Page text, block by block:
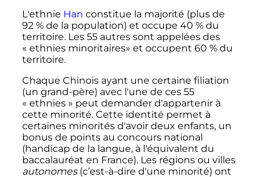
L'ethnie Han constitue la majorité (plus de
92 % de la population) et occupe 40 % du
territoire. Les 55 autres sont appelées des
« ethnies minoritaires» et occupent 60 % du
territoire.
Chaque Chinois ayant une certaine filiation
(un grand-père) avec l'une de ces 55
« ethnies » peut demander d'appartenir à
cette minorité. Cette identité permet à
certaines minorités d'avoir deux enfants, un
bonus de points au concours national
(handicap de la langue, à l'équivalent du
baccalauréat en France). Les régions ou villes
autonomes(c’est-à-dire d'une minorité) ont